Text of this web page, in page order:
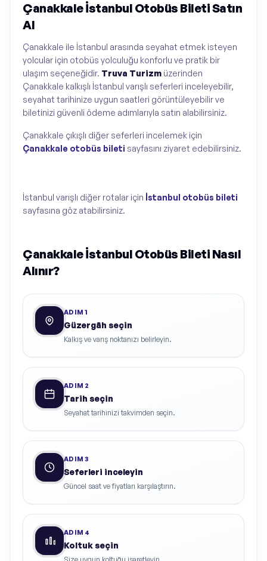
Çanakkale İstanbul Otobüs Bileti Satın
Al
Çanakkale ile İstanbul arasında seyahat etmek isteyen
yolcular için otobüs yolculuğu konforlu ve pratik bir
ulaşım seçeneğidir. Truva Turizm üzerinden
Çanakkale kalkışlı İstanbul varışlı seferleri inceleyebilir,
seyahat tarihinize uygun saatleri görüntüleyebilir ve
biletinizi güvenli ödeme adımlarıyla satın alabilirsiniz.
Çanakkale çıkışlı diğer seferleri incelemek için
Çanakkale otobüs bileti sayfasını ziyaret edebilirsiniz.
İstanbul varışlı diğer rotalar için İstanbul otobüs bileti
sayfasına göz atabilirsiniz.
Çanakkale İstanbul Otobüs Bileti Nasıl
Alınır?
ADIM1
Güzergâh seçin
Kalkış ve varış noktanızı belirleyin.
ADIM 2
Tarih seçin
Seyahat tarihinizi takvimden seçin.
ADIM3
Seferleri inceleyin
Güncel saat ve fiyatları karşılaştırın.
ADIM 4
Koltuk seçin